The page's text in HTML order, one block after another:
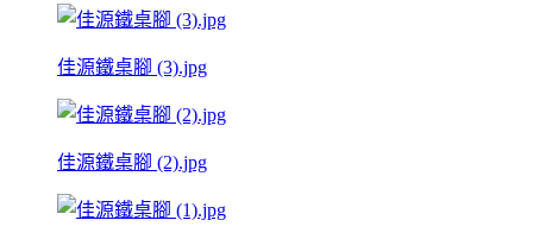
佳源鐵桌腳 (3).jpg
佳源鐵桌腳 (2).jpg